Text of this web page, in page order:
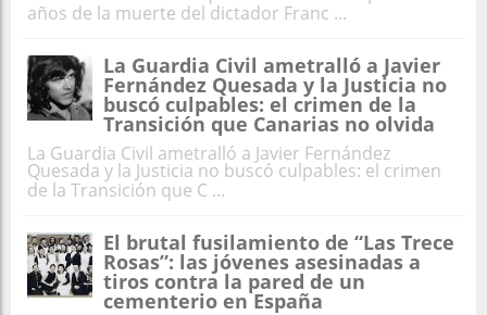
años de la muerte del dictador Franc ...
La Guardia Civil ametralló a Javier
Fernández Quesada y la Justicia no
buscó culpables: el crimen de la
Transición que Canarias no olvida
La Guardia Civil ametralló a Javier Fernández
Quesada y la Justicia no buscó culpables: el crimen
de la Transición que C ...
El brutal fusilamiento de “Las Trece
Rosas”: las jóvenes asesinadas a
tiros contra la pared de un
cementerio en España